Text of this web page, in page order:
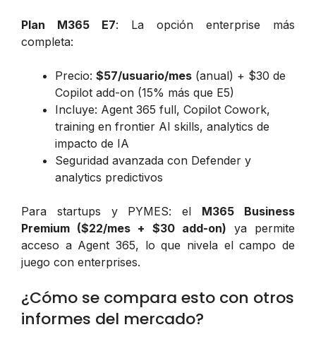
Plan M365 E7: La opción enterprise más
completa:
Precio: $57/usuario/mes (anual) + $30 de
Copilot add-on (15% más que E5)
Incluye: Agent 365 full, Copilot Cowork,
training en frontier AI skills, analytics de
impacto de IA
Seguridad avanzada con Defender y
analytics predictivos
Para startups y PYMES: el M365 Business
Premium ($22/mes + $30 add-on) ya permite
acceso a Agent 365, lo que nivela el campo de
juego con enterprises.
¿Cómo se compara esto con otros
informes del mercado?